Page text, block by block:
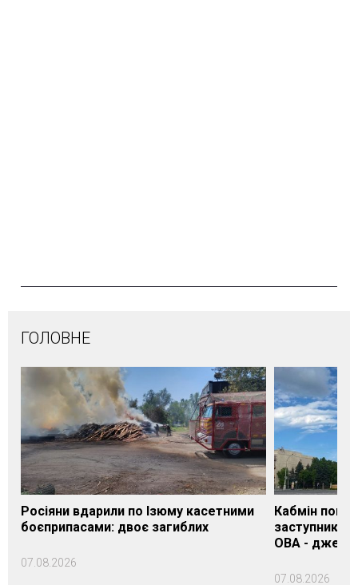
ГОЛОВНЕ
Росіяни вдарили по Ізюму касетними
боєприпасами: двоє загиблих
07.08.2026
Кабмін
заступника
ОВА -
07.08.2026